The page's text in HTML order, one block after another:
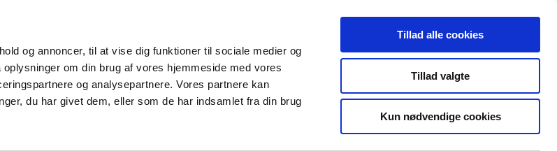
og annoncer, til at vise dig funktioner til sociale medier og
om din brug af vores hjemmeside med vores
og analysepartnere. Vores partnere kan
du har givet dem, eller som de har indsamlet fra din brug
Tillad alle cookies
Tillad valgte
Kun nødvendige cookies
Nyheder Om os Kontakt Udgivelser
Tilskud og
Apoteker og salg af
Medicinsk
Særlige
produktområder